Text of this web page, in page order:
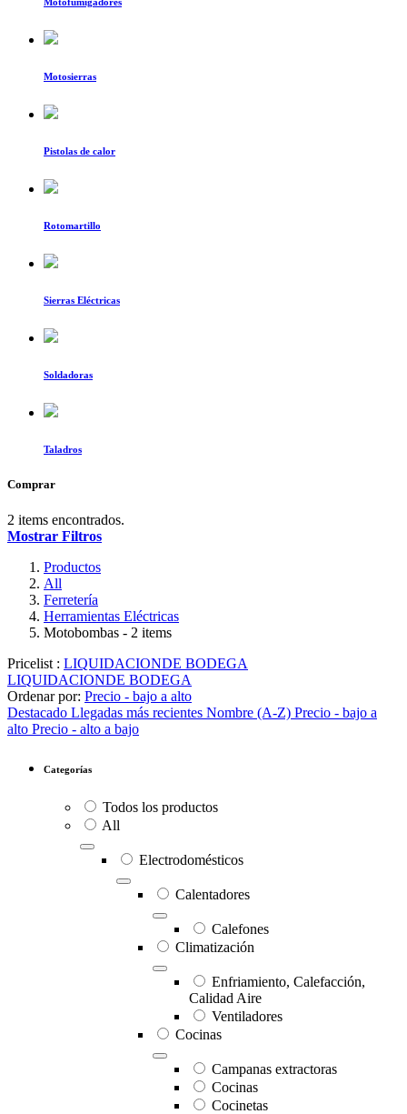
Motosierras
Pistolas de calor
Rotomartillo
Sierras Eléctricas
Soldadoras
Taladros
Comprar
2 items encontrados.
Mostrar Filtros
Productos
All
Ferretería
Herramientas Eléctricas
Motobombas - 2 items
Pricelist : LIQUIDACIONDE BODEGA
LIQUIDACIONDE BODEGA
Ordenar por: Precio - bajo a alto
Destacado Llegadas más recientes Nombre (A-Z) Precio - bajo a
alto Precio - alto a bajo
Categorías
Todos los productos
All
Electrodomésticos
Calentadores
Calefones
Climatización
Enfriamiento, Calefacción,
Calidad Aire
Ventiladores
Cocinas
Campanas extractoras
Cocinas
Cocinetas